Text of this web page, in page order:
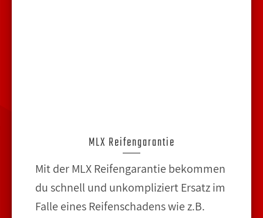
MLX Reifengarantie
Mit der MLX Reifengarantie bekommen
du schnell und unkompliziert Ersatz im
Falle eines Reifenschadens wie z.B.